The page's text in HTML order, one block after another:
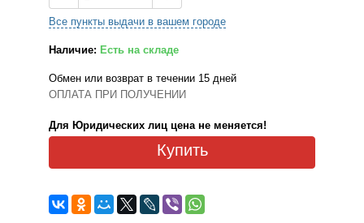
Все пункты выдачи в вашем городе
Наличие: Есть на складе
Обмен или возврат в течении 15 дней
ОПЛАТА ПРИ ПОЛУЧЕНИИ
Для Юридических лиц цена не меняется!
Купить